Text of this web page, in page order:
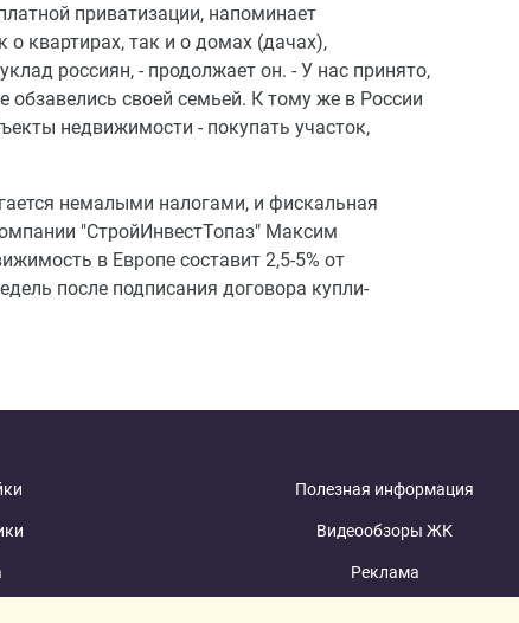
приватизации, напоминает
квартирах, так и о домах (дачах),
россиян, - продолжает он. - У нас принято,
своей семьей. К тому же в России
недвижимости - покупать участок,
немалыми налогами, и фискальная
"СтройИнвестТопаз" Максим
в Европе составит 2,5-5% от
после подписания договора купли-
Полезная информация
Видеообзоры ЖК
Реклама